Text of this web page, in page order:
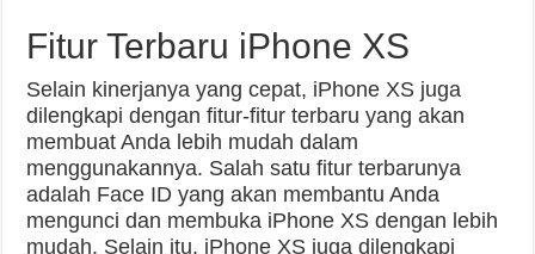
Fitur Terbaru iPhone XS
Selain kinerjanya yang cepat, iPhone XS juga
dilengkapi dengan fitur-fitur terbaru yang akan
membuat Anda lebih mudah dalam
menggunakannya. Salah satu fitur terbarunya
adalah Face ID yang akan membantu Anda
mengunci dan membuka iPhone XS dengan lebih
mudah. Selain itu, iPhone XS juga dilengkapi